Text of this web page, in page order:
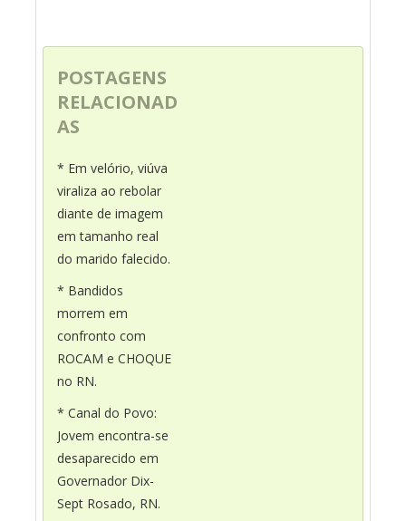
POSTAGENS
RELACIONAD
AS
* Em velório, viúva
viraliza ao rebolar
diante de imagem
em tamanho real
do marido falecido.
* Bandidos
morrem em
confronto com
ROCAM e CHOQUE
no RN.
* Canal do Povo:
Jovem encontra-se
desaparecido em
Governador Dix-
Sept Rosado, RN.